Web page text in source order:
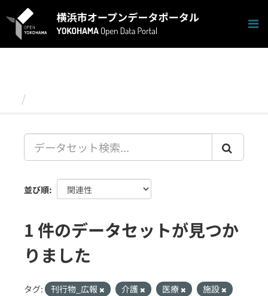
キ
並び順
1 件のデータセットが見つか
りました
タグ: 刊行物_広報 介護 医療
施設